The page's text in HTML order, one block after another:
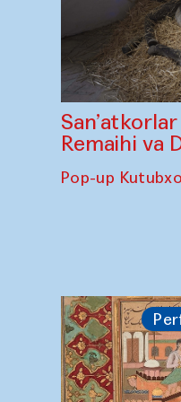
Remaihi va
Pop-up